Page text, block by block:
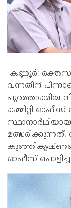
കണ്ണൂർ:
വന്നതിന്
പുറത്താക്കിയ
കമ്മിറ്റി ഓഫീസ്
മത്സരിക്കുന്നത്.
ഓഫീസ്